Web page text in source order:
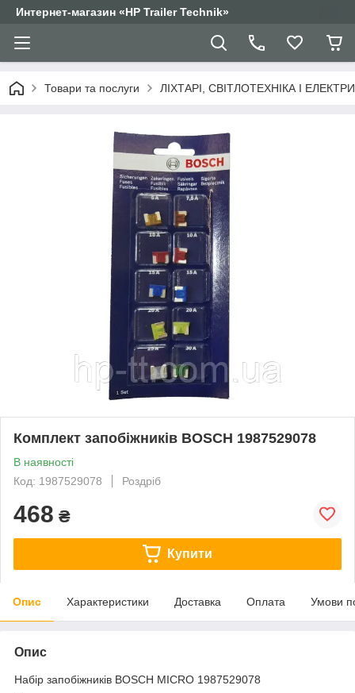
Интернет-магазин «HP Trailer Technik»
Товари та послуги ЛІХТАРІ, СВІТЛОТЕХНІКА І
Комплект запобіжників BOSCH 1987529078
В наявності
Код: 1987529078
Роздріб
468 ₴
Купити
Опис Характеристики Доставка Оплата Умови
Опис
Набір запобіжників BOSCH MICRO 1987529078